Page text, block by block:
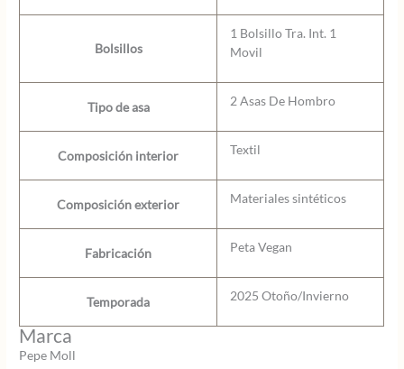
Bolsillos
1 Bolsillo Tra. Int. 1
Movil
Tipo de asa 2 Asas De Hombro
Composición interior Textil
Composición exterior Materiales sintéticos
Fabricación Peta Vegan
Temporada 2025 Otoño/Invierno
Marca
Pepe Moll